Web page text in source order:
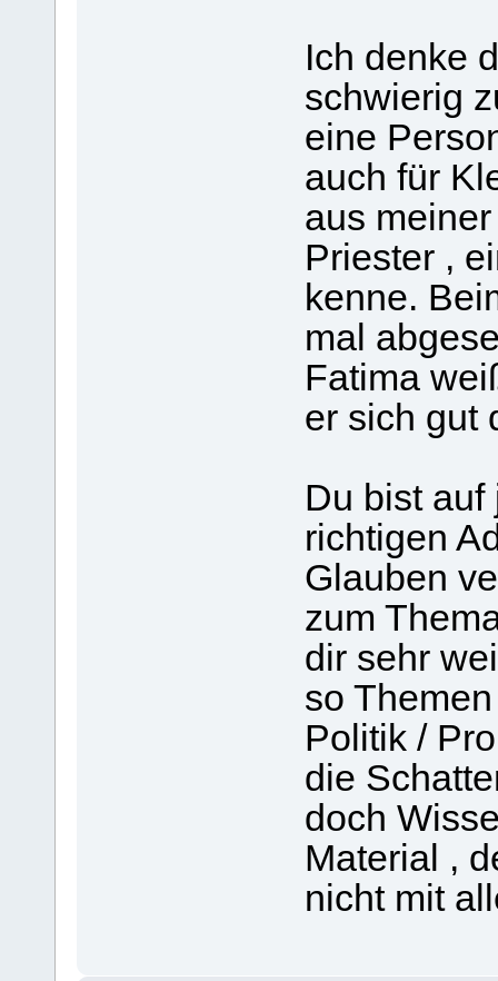
Ich denke
schwierig
eine
auch für
aus
Priester ,
kenne.
mal
Fatima
er sich gut
Du bist auf
richtigen
Glauben
zum
dir sehr
so
Politik /
die
doch
Material ,
nicht mit